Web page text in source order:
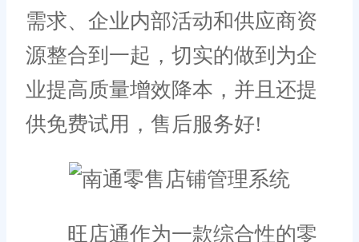
需求、企业内部活动和供应商资
源整合到一起，切实的做到为企
业提高质量增效降本，并且还提
供免费试用，售后服务好!
旺店通作为一款综合性的零